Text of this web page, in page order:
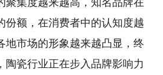
聚集度越来越高，知名品牌在
份额，在消费者中的认知度越
地市场的形象越来越凸显，终
陶瓷行业正在步入品牌影响力